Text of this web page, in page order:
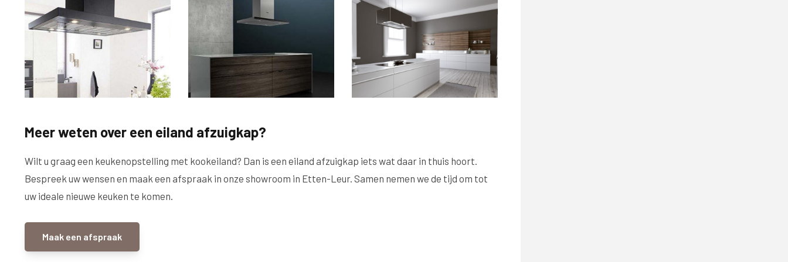
Meer weten over een eiland afzuigkap?
Wilt u graag een keukenopstelling met kookeiland? Dan is een eiland afzuigkap iets wat daar in thuis hoort.
Bespreek uw wensen en maak een afspraak in onze showroom in Etten-Leur. Samen nemen we de tijd om tot
uw ideale nieuwe keuken te komen.
Maak een afspraak